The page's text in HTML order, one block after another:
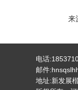
来
电话
邮件
地址:新发展